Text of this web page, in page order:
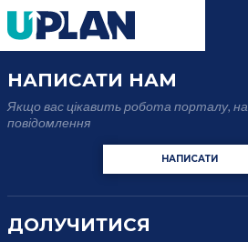
НАПИСАТИ НАМ
Якщо вас цікавить робота порталу,
повідомлення
НАПИСАТИ
ДОЛУЧИТИСЯ